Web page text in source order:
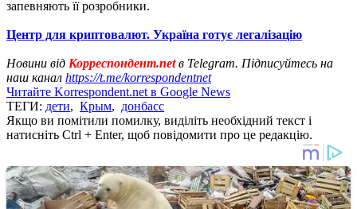
запевняють її розробники.
Центр для криптовалют. Україна готує легалізацію
Новини від Корреспондент.netв Telegram. Підписуйтесь на
наш канал https://t.me/korrespondentnet
Читайте Korrespondent.net в Google News
ТЕГИ: дети, Крым, донбасс
Якщо ви помітили помилку, виділіть необхідний текст і
натисніть Ctrl + Enter, щоб повідомити про це редакцію.